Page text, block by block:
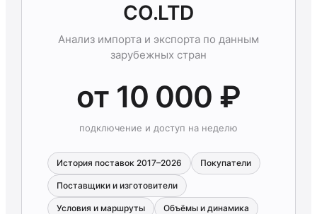
CO.LTD
Анализ импорта и экспорта по данным
зарубежных стран
от 10 000 ₽
подключение и доступ на неделю
История поставок 2017–2026 Покупатели
Поставщики и изготовители
Условия и маршруты Объёмы и динамика